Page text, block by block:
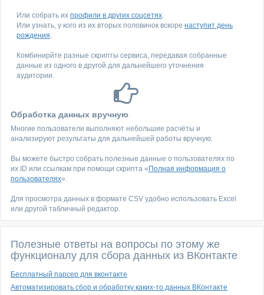
Или собрать их профили в других соцсетях.
Или узнать, у кого из их вторых половинок вскоре наступит день
рождения.
Комбинирйте разные скрипты сервиса, передавая собранные
данные из одного в другой для дальнейшего уточнения
аудитории.
Обработка данных вручную
Многие пользователи выполняют небольшие расчёты и
анализируют результаты для дальнейшей работы вручную.
Вы можете быстро собрать полезные данные о пользователях по
их ID или ссылкам при помощи скрипта « Полная информация о
пользователях».
Для просмотра данных в формате CSV удобно использовать Excel
или другой табличный редактор.
Полезные ответы на вопросы по этому же
функционалу для сбора данных из ВКонтакте
Бесплатный парсер для вконтакте
Автоматизировать сбор и обработку каких-то данных ВКонтакте